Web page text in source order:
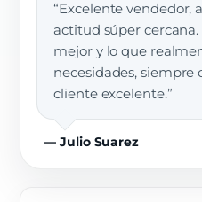
“Excelente vendedor,
actitud súper
mejor y lo que
necesidades, siempre
cliente excelente.”
— Julio Suarez